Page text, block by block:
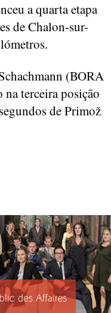
a quarta etapa
de Chalon-sur-
(BORA
terceira posição
de Primož